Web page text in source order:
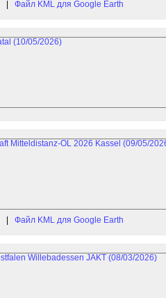
| Файл KML для Google Earth
| Файл KML для Google Earth